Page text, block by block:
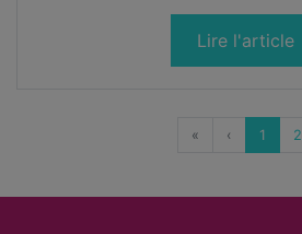
Lire l'article
« ‹ 1 2